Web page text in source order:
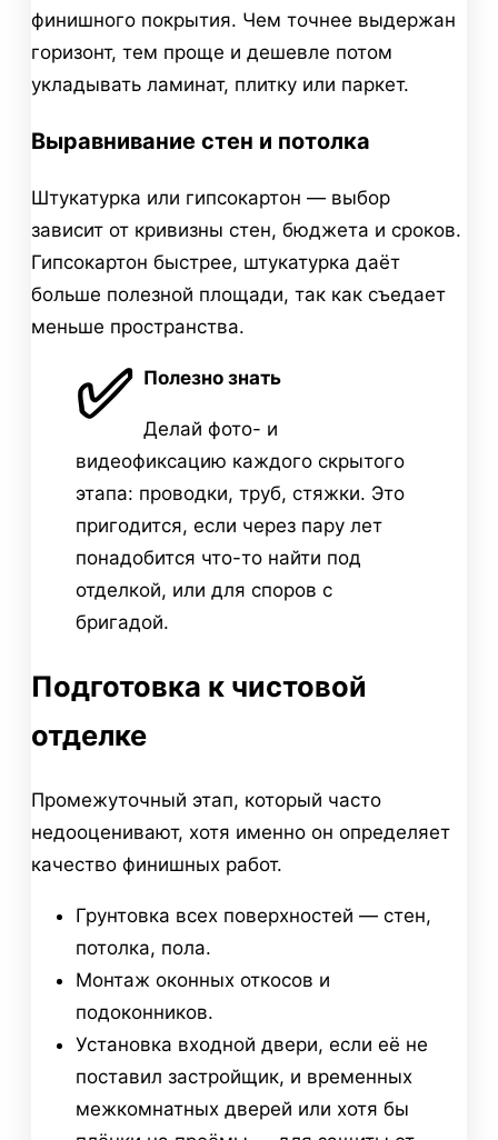
финишного покрытия. Чем точнее выдержан
горизонт, тем проще и дешевле потом
укладывать ламинат, плитку или паркет.
Выравнивание стен и потолка
Штукатурка или гипсокартон — выбор
зависит от кривизны стен, бюджета и сроков.
Гипсокартон быстрее, штукатурка даёт
больше полезной площади, так как съедает
меньше пространства.
✅ Полезно знать
Делай фото- и
видеофиксацию каждого скрытого
этапа: проводки, труб, стяжки. Это
пригодится, если через пару лет
понадобится что-то найти под
отделкой, или для споров с
бригадой.
Подготовка к чистовой
отделке
Промежуточный этап, который часто
недооценивают, хотя именно он определяет
качество финишных работ.
Грунтовка всех поверхностей — стен,
потолка, пола.
Монтаж оконных откосов и
подоконников.
Установка входной двери, если её не
поставил застройщик, и временных
межкомнатных дверей или хотя бы